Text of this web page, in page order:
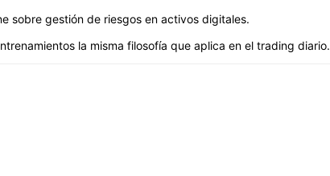
sobre gestión de riesgos en activos digitales.
la misma filosofía que aplica en el trading diario.